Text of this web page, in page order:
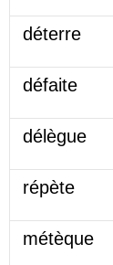
déterre
défaite
délègue
répète
métèque